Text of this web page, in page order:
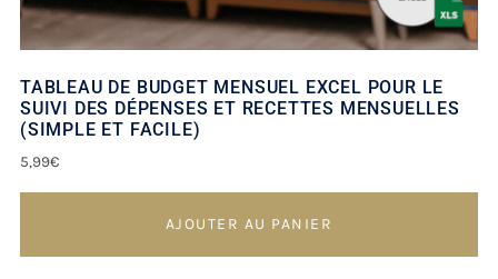
TABLEAU DE BUDGET MENSUEL EXCEL POUR LE
SUIVI DES DÉPENSES ET RECETTES MENSUELLES
(SIMPLE ET FACILE)
5,99€
AJOUTER AU PANIER